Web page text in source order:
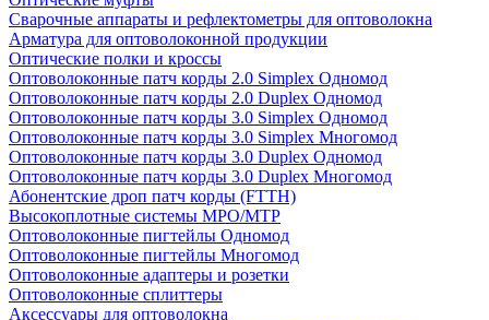
Сварочные аппараты и рефлектометры для оптоволокна
Арматура для оптоволоконной продукции
Оптические полки и кроссы
Оптоволоконные патч корды 2.0 Simplex Одномод
Оптоволоконные патч корды 2.0 Duplex Одномод
Оптоволоконные патч корды 3.0 Simplex Одномод
Оптоволоконные патч корды 3.0 Simplex Многомод
Оптоволоконные патч корды 3.0 Duplex Одномод
Оптоволоконные патч корды 3.0 Duplex Многомод
Абонентские дроп патч корды (FTTH)
Высокоплотные системы MPO/MTP
Оптоволоконные пигтейлы Одномод
Оптоволоконные пигтейлы Многомод
Оптоволоконные адаптеры и розетки
Оптоволоконные сплиттеры
Аксессуары для оптоволокна